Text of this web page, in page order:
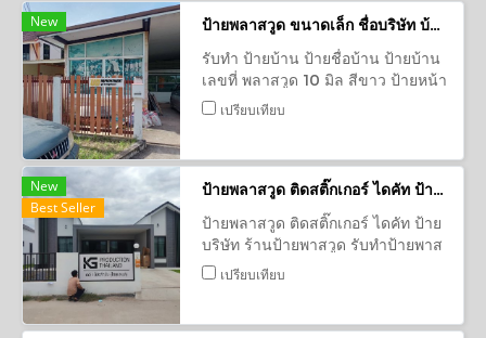
New
ป้ายพลาสวูด ขนาดเล็ก ชื่อบริษัท บ้านเลขที่
รับทำ ป้ายบ้าน ป้ายชื่อบ้าน ป้ายบ้าน
เลขที่ พลาสวูด 10 มิล สีขาว ป้ายหน้า
บ้าน รับทำงานพลาสวูดในรูปแบบ
เปรียบเทียบ
New
Best Seller
ป้ายพลาสวูด ติดสติ๊กเกอร์ ไดคัท ป้ายบริษัท
ป้ายพลาสวูด ติดสติ๊กเกอร์ ไดคัท ป้าย
บริษัท ร้านป้ายพาสวูด รับทำป้ายพาส
วูด ป้ายพาสวูด ติดสติ๊กเกอร์ ป้ายพาส
เปรียบเทียบ